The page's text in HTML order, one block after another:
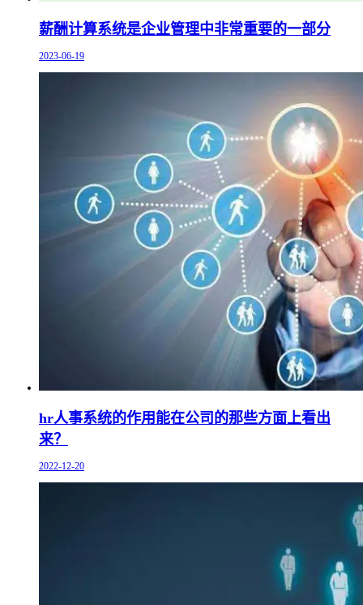
薪酬计算系统是企业管理中非常重要的一部分
2023-06-19
hr人事系统的作用能在公司的那些方面上看出
来？
2022-12-20